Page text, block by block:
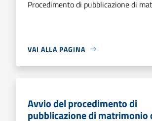
Procedimento di pubblicazione di
VAI ALLA PAGINA
Avvio del procedimento di
pubblicazione di matrimonio